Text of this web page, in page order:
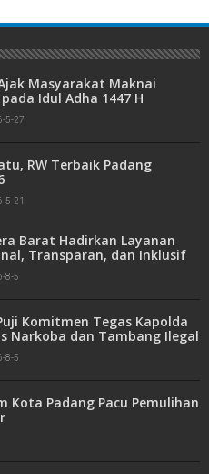
Masyarakat Maknai
Idul Adha 1447 H
5-27
RW Terbaik Padang
5-21
Barat Hadirkan Layanan
Transparan, dan Inklusif
Akses Informasi Publik
8-5
Komitmen Tegas Kapolda
Narkoba dan Tambang Ilegal
8-5
Kota Padang Pacu Pemulihan